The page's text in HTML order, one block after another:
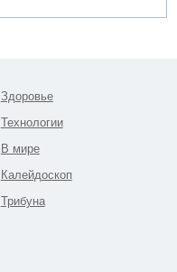
Здоровье
Технологии
В мире
Калейдоскоп
Трибуна